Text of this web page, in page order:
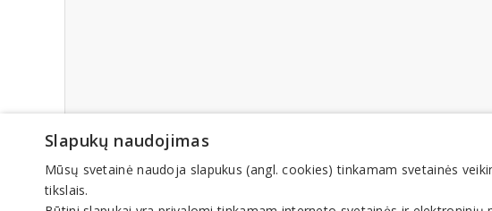
Slapukų naudojimas
Mūsų svetainė naudoja slapukus (angl. cookies) tinkamam svetainės
tikslais.